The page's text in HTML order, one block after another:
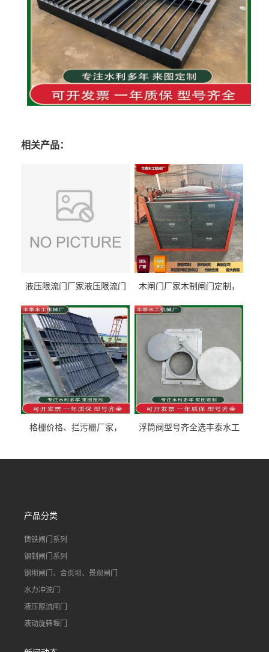
相关产品：
液压限流门厂家液压限流门
泰制造
木闸门厂家木制闸门定制，
型号齐全
格栅价格、拦污栅厂家，
浮筒阀型号齐全选丰泰水工
道水库电站污水处理钢制闸
产品分类
铸铁闸门系列
钢制闸门系列
钢坝闸门、合页坝、景观闸门
水力冲洗门
液压限流闸门
液动旋转堰门